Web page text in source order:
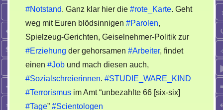
#Notstand. Ganz klar hier die #rote_Karte. Geht
weg mit Euren blödsinnigen #Parolen,
Spielzeug-Gerichten, Geiselnehmer-Politik zur
#Erziehung der gehorsamen #Arbeiter, findet
einen #Job und mach diesen auch,
#Sozialschreierinnen. #STUDIE_WARE_KIND
#Terrorismus im Amt “unbezahlte 66 [six-six]
#Tage” #Scientologen